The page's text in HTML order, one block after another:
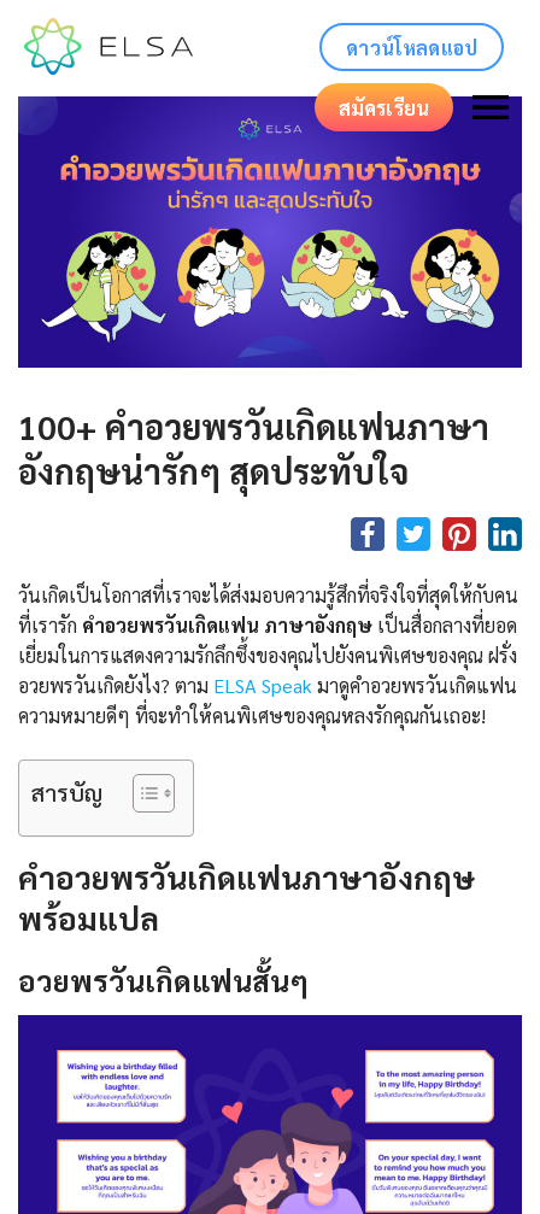
ดาวน์โหลดแอป
สมัครเรียน
100+ คําอวยพรวันเกิดแฟนภาษา
อังกฤษน่ารักๆ สุดประทับใจ
วันเกิดเป็นโอกาสที่เราจะได้ส่งมอบความรู้สึกที่จริงใจที่สุดให้กับคน
ที่เรารัก คําอวยพรวันเกิดแฟน ภาษาอังกฤษ เป็นสื่อกลางที่ยอด
เยี่ยมในการแสดงความรักลึกซึ้งของคุณไปยังคนพิเศษของคุณ ฝรั่ง
อวยพรวันเกิดยังไง? ตาม ELSA Speak มาดูคําอวยพรวันเกิดแฟน
ความหมายดีๆ ที่จะทำให้คนพิเศษของคุณหลงรักคุณกันเถอะ!
สารบัญ
คําอวยพรวันเกิดแฟนภาษาอังกฤษ
พร้อมแปล
อวยพรวันเกิดแฟนสั้นๆ